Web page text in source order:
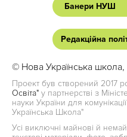
Банери НУШ
Редакційна
© Нова Українська школа,
Проект був створений 2017
Освіта" у партнерстві з
науки України для
Українська Школа"
Усі виключні майнові й